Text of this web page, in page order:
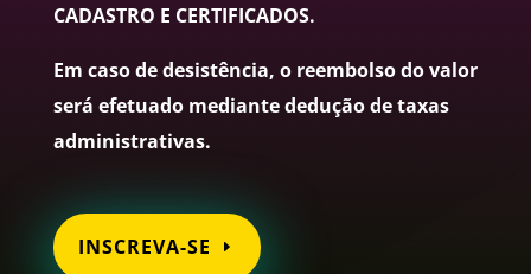
CADASTRO E CERTIFICADOS.
Em caso de desistência, o reembolso do valor
será efetuado mediante dedução de taxas
administrativas.
INSCREVA-SE